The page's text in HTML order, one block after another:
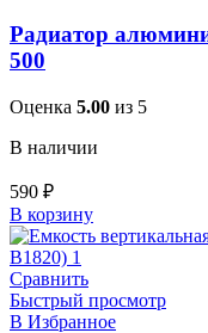
Радиатор
500
Оценка 5.00 из 5
В наличии
590 ₽
В корзину
Сравнить
Быстрый просмотр
В Избранное